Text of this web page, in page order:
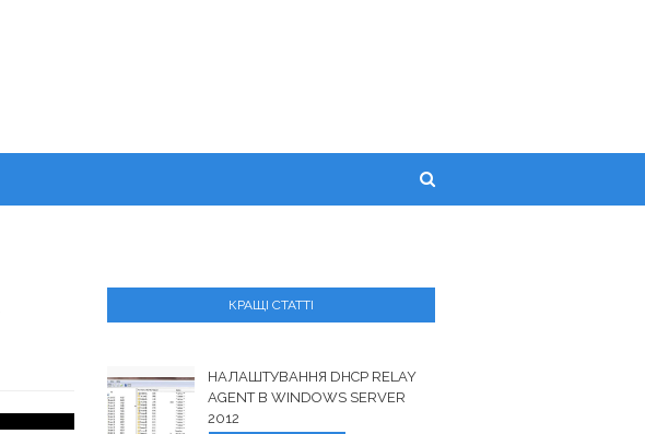
КРАЩІ СТАТТІ
НАЛАШТУВАННЯ DHCP RELAY
AGENT В WINDOWS SERVER
2012